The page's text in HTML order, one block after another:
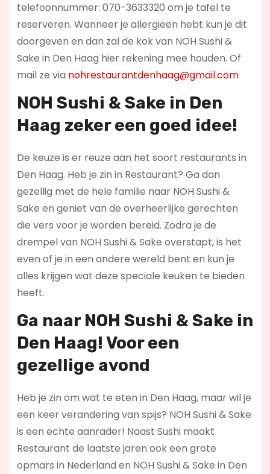
telefoonnummer: 070-3633320 om je tafel te
reserveren. Wanneer je allergieën hebt kun je dit
doorgeven en dan zal de kok van NOH Sushi &
Sake in Den Haag hier rekening mee houden. Of
mail ze via nohrestaurantdenhaag@gmail.com
NOH Sushi & Sake in Den
Haag zeker een goed idee!
De keuze is er reuze aan het soort restaurants in
Den Haag. Heb je zin in Restaurant? Ga dan
gezellig met de hele familie naar NOH Sushi &
Sake en geniet van de overheerlijke gerechten
die vers voor je worden bereid. Zodra je de
drempel van NOH Sushi & Sake overstapt, is het
even of je in een andere wereld bent en kun je
alles krijgen wat deze speciale keuken te bieden
heeft.
Ga naar NOH Sushi & Sake in
Den Haag! Voor een
gezellige avond
Heb je zin om wat te eten in Den Haag, maar wil je
een keer verandering van spijs? NOH Sushi & Sake
is een echte aanrader! Naast Sushi maakt
Restaurant de laatste jaren ook een grote
opmars in Nederland en NOH Sushi & Sake in Den